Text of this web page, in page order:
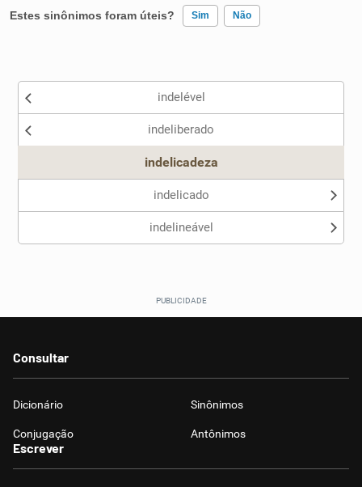
Sinônimos
Estes sinônimos foram úteis? Sim Não
Nenhum dos sinônimos apresentados me ajudou
indelével
indeliberado
indelicadeza
indelicado
indelineável
Consultar
Dicionário Sinônimos
Conjugação Antônimos
Escrever